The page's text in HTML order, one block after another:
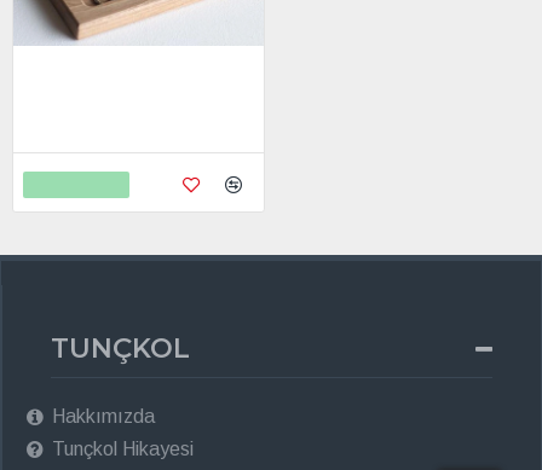
TUNÇKOL
Hakkımızda
Tunçkol Hikayesi